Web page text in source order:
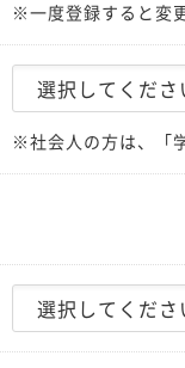
※一度登録すると変
※社会人の方は、「